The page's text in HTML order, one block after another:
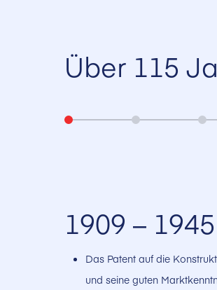
Über 115
1909 – 1945
Das Patent auf die
und seine guten